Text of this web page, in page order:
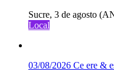
Sucre, 3 de agosto
Local
03/08/2026 Ce ere &